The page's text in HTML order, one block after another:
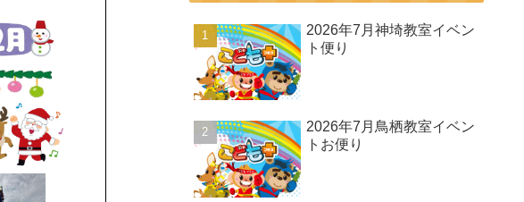
2026年7月神埼教室イベン
ト便り
2026年7月鳥栖教室イベン
トお便り